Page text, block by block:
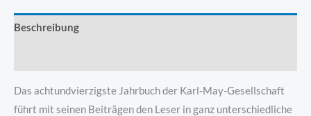
Beschreibung
Das achtundvierzigste Jahrbuch der Karl-May-Gesellschaft
führt mit seinen Beiträgen den Leser in ganz unterschiedliche